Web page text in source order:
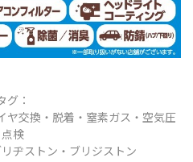
グ：
ヤ交換・脱着 ・窒素ガス・空気圧
点検
ヂストン・ブリジストン